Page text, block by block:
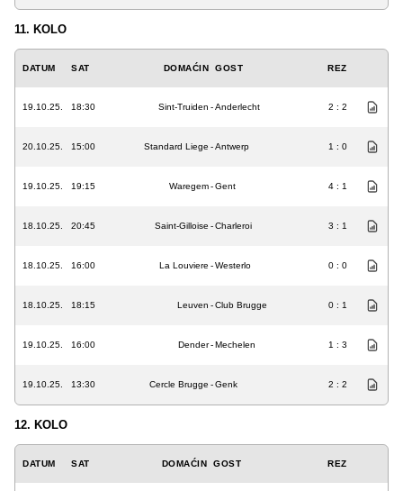
11. KOLO
DATUM SAT DOMAĆIN GOST REZ
19.10.25. 18:30 Sint-Truiden -Anderlecht 2 : 2
20.10.25. 15:00 Standard Liege -Antwerp 1 : 0
19.10.25. 19:15 Waregem-Gent 4 : 1
18.10.25. 20:45 Saint-Gilloise -Charleroi 3 : 1
18.10.25. 16:00 La Louviere -Westerlo 0 : 0
18.10.25. 18:15 Leuven -Club Brugge 0 : 1
19.10.25. 16:00 Dender-Mechelen 1 : 3
19.10.25. 13:30 Cercle Brugge -Genk 2 : 2
12. KOLO
DATUM SAT DOMAĆIN GOST REZ